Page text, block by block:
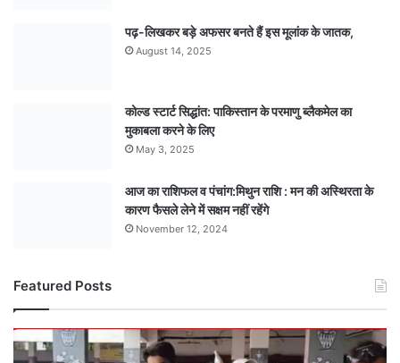
पढ़-लिखकर बड़े अफसर बनते हैं इस मूलांक के जातक,
August 14, 2025
कोल्ड स्टार्ट सिद्धांत: पाकिस्तान के परमाणु ब्लैकमेल का
मुकाबला करने के लिए
May 3, 2025
आज का राशिफल व पंचांग:मिथुन राशि : मन की अस्थिरता के
कारण फैसले लेने में सक्षम नहीं रहेंगे
November 12, 2024
Featured Posts
मंडला
अंडर-15